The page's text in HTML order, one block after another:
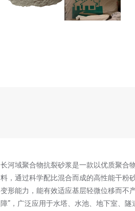
长河域聚合物抗裂砂浆是一款以优质聚合
料，通过科学配比混合而成的高性能干粉
变形能力，能有效适应基层轻微位移而不
障”，广泛应用于水塔、水池、地下室、